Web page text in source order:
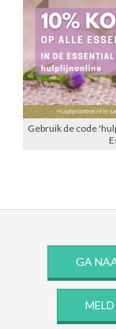
Gebruik de code
GA